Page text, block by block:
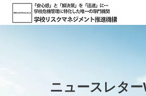
ニュースレタ